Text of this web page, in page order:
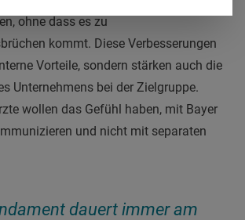
ohne dass es zu
kommt. Diese Verbesserungen
Vorteile, sondern stärken auch die
Unternehmens bei der Zielgruppe.
wollen das Gefühl haben, mit Bayer
und nicht mit separaten
dauert immer am